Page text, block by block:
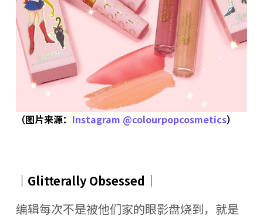
（图片来源： Instagram @colourpopcosmetics）
｜Glitterally Obsessed｜
编辑每次不是被他们家的眼影盘烧到，就是